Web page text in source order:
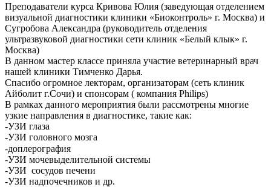
Преподаватели курса Кривова Юлия (заведующая отделением
визуальной диагностики клиники «Биоконтроль» г. Москва) и
Сугробова Александра (руководитель отделения
ультразвуковой диагностики сети клиник «Белый клык» г.
Москва)
В данном мастер классе приняла участие ветеринарный врач
нашей клиники Тимченко Дарья.
Спасибо огромное лекторам, организаторам (сеть клиник
Айболит г.Сочи) и спонсорам ( компания Philips)
В рамках данного мероприятия были рассмотрены многие
узкие направления в диагностике, такие как:
-УЗИ глаза
-УЗИ головного мозга
-доплерография ⠀
-УЗИ мочевыделительной системы
-УЗИ сосудов печени
-УЗИ надпочечников и др.